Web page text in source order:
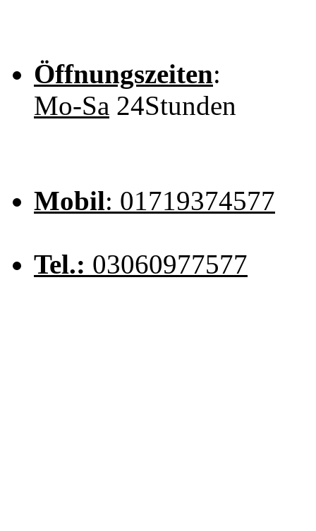
Öffnungszeiten:
Mo-Sa 24Stunden
Mobil: 01719374577
Tel.: 03060977577